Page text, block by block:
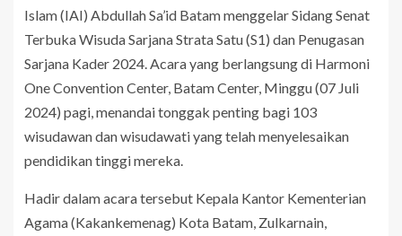
Islam (IAI) Abdullah Sa’id Batam menggelar Sidang Senat
Terbuka Wisuda Sarjana Strata Satu (S1) dan Penugasan
Sarjana Kader 2024. Acara yang berlangsung di Harmoni
One Convention Center, Batam Center, Minggu (07 Juli
2024) pagi, menandai tonggak penting bagi 103
wisudawan dan wisudawati yang telah menyelesaikan
pendidikan tinggi mereka.
Hadir dalam acara tersebut Kepala Kantor Kementerian
Agama (Kakankemenag) Kota Batam, Zulkarnain,